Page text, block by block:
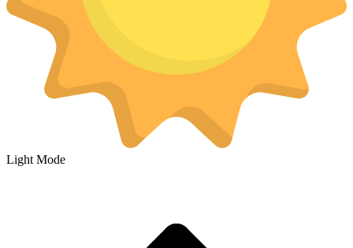
Light Mode